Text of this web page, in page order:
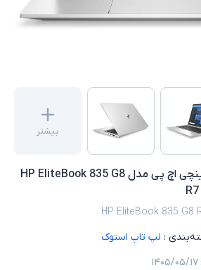
بیشتر
لپ تاپ استوک 13.3 اینچی اچ پی مدل HP EliteBook 835 G8
HP EliteBook 835 G8
: لپ تاپ استوک
۱۴۰۵/۰۵/۱۷